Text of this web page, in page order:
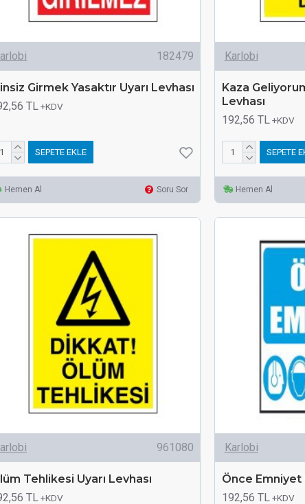
182479
Girmek Yasaktır Uyarı Levhası
TL +KDV
SEPETE EKLE
Hemen Al Soru Sor
Karlobi
Kaza
Levhası
192,56 TL +KDV
SEPETE
Hemen Al
961080
Tehlikesi Uyarı Levhası
TL+KDV
Karlobi
Önce Emniyet
192,56 TL+KDV